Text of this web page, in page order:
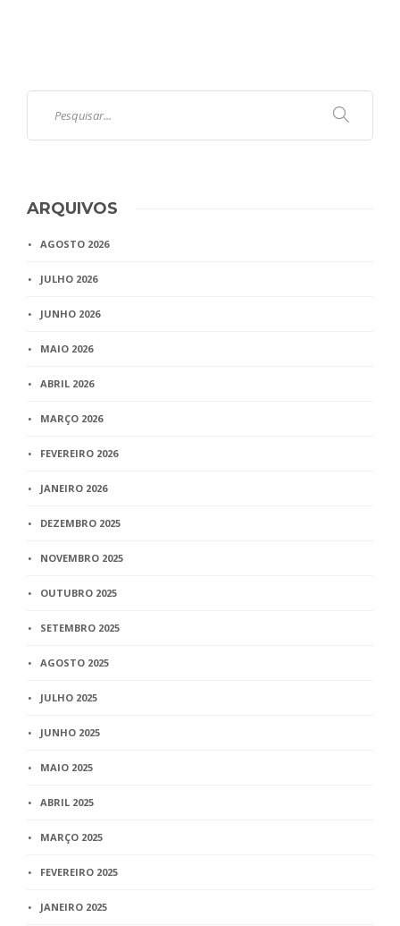
ARQUIVOS
AGOSTO 2026
JULHO 2026
JUNHO 2026
MAIO 2026
ABRIL 2026
MARÇO 2026
FEVEREIRO 2026
JANEIRO 2026
DEZEMBRO 2025
NOVEMBRO 2025
OUTUBRO 2025
SETEMBRO 2025
AGOSTO 2025
JULHO 2025
JUNHO 2025
MAIO 2025
ABRIL 2025
MARÇO 2025
FEVEREIRO 2025
JANEIRO 2025